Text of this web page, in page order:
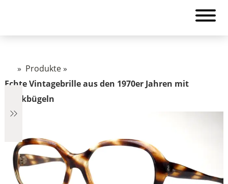
» Produkte»
Echte Vintagebrille aus den 1970er Jahren mit
Steckbügeln